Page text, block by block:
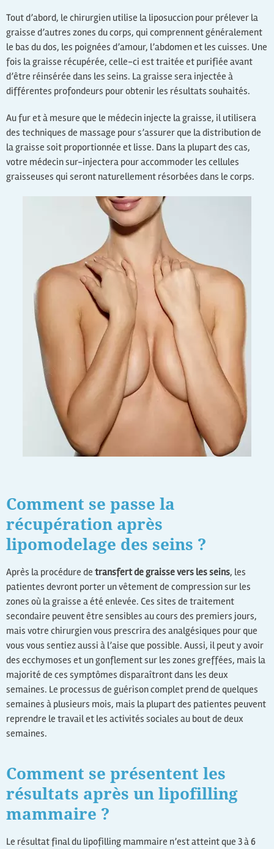
Tout d’abord, le chirurgien utilise la liposuccion pour prélever la
graisse d’autres zones du corps, qui comprennent généralement
le bas du dos, les poignées d’amour, l’abdomen et les cuisses. Une
fois la graisse récupérée, celle-ci est traitée et purifiée avant
d’être réinsérée dans les seins. La graisse sera injectée à
différentes profondeurs pour obtenir les résultats souhaités.
Au fur et à mesure que le médecin injecte la graisse, il utilisera
des techniques de massage pour s’assurer que la distribution de
la graisse soit proportionnée et lisse. Dans la plupart des cas,
votre médecin sur-injectera pour accommoder les cellules
graisseuses qui seront naturellement résorbées dans le corps.
Comment se passe la
récupération après
lipomodelage des seins ?
Après la procédure de transfert de graisse vers les seins, les
patientes devront porter un vêtement de compression sur les
zones où la graisse a été enlevée. Ces sites de traitement
secondaire peuvent être sensibles au cours des premiers jours,
mais votre chirurgien vous prescrira des analgésiques pour que
vous vous sentiez aussi à l’aise que possible. Aussi, il peut y avoir
des ecchymoses et un gonflement sur les zones greffées, mais la
majorité de ces symptômes disparaîtront dans les deux
semaines. Le processus de guérison complet prend de quelques
semaines à plusieurs mois, mais la plupart des patientes peuvent
reprendre le travail et les activités sociales au bout de deux
semaines.
Comment se présentent les
résultats après un lipofilling
mammaire ?
Le résultat final du lipofilling mammaire n’est atteint que 3 à 6